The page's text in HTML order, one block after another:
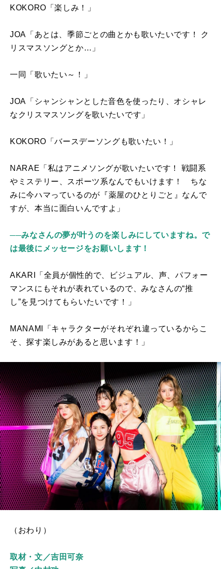
KOKORO「楽しみ！」
JOA「あとは、季節ごとの曲とかも歌いたいです！ ク
リスマスソングとか…」
一同「歌いたい～！」
JOA「シャンシャンとした音色を使ったり、オシャレ
なクリスマスソングを歌いたいです」
KOKORO「バースデーソングも歌いたい！」
NARAE「私はアニメソングが歌いたいです！ 戦闘系
やミステリー、スポーツ系なんでもいけます！ ちな
みに今ハマっているのが『薬屋のひとりごと』なんで
すが、本当に面白いんですよ」
──みなさんの夢が叶うのを楽しみにしていますね。で
は最後にメッセージをお願いします！
AKARI「全員が個性的で、ビジュアル、声、パフォー
マンスにもそれが表れているので、みなさんの“推
し”を見つけてもらいたいです！」
MANAMI「キャラクターがそれぞれ違っているからこ
そ、探す楽しみがあると思います！」
（おわり）
取材・文／吉田可奈